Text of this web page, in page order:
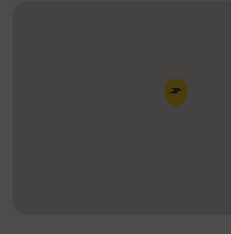
Pin de la carte